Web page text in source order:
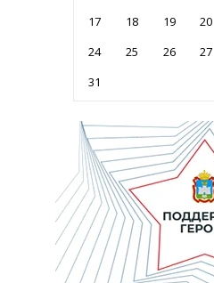
17
18 19 20
24
25 26 27
31